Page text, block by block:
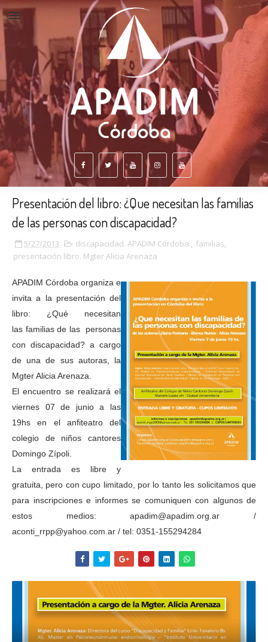
Presentación del libro: ¿Que necesitan las familias
de las personas con discapacidad?
5/27/2013 discapacidad. APADIM Córdoba., familias,
presentación libro. Mgter Alicia Arenaza
APADIM Córdoba organiza e
invita a la presentación del
libro: ¿Qué necesitan
las familias de las personas
con discapacidad? a cargo
de una de sus autoras, la
Mgter Alicia Arenaza.
El encuentro se realizará el
viernes 07 de junio a las
19hs en el anfiteatro del
colegio de niños cantores
Domingo Zípoli.
La entrada es libre y
gratuita, pero con cupo limitado, por lo tanto les solicitamos que
para inscripciones e informes se comuniquen con algunos de
estos medios: apadim@apadim.org.ar /
aconti_rrpp@yahoo.com.ar / tel: 0351-155294284